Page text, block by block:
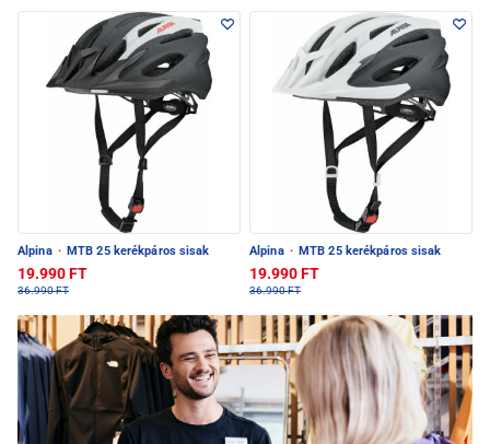
Alpina · MTB 25 kerékpáros sisak
19.990 FT
36.990 FT
Alpina · MTB 25 kerékpáros sisak
19.990 FT
36.990 FT